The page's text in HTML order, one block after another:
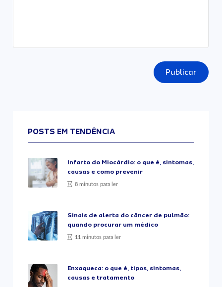
Publicar
POSTS EM TENDÊNCIA
Infarto do Miocárdio: o que é, sintomas,
causas e como prevenir
8 minutos para ler
Sinais de alerta do câncer de pulmão:
quando procurar um médico
11 minutos para ler
Enxaqueca: o que é, tipos, sintomas,
causas e tratamento